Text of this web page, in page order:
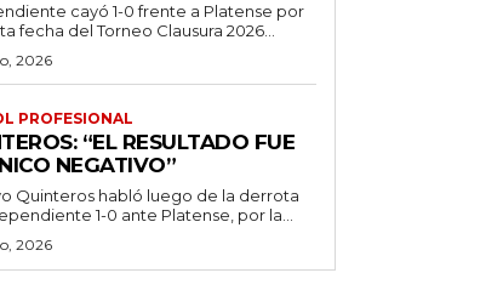
cayó 1-0 frente a Platense por
fecha del Torneo Clausura 2026...
2026
PROFESIONAL
“EL RESULTADO FUE
NEGATIVO”
Quinteros habló luego de la derrota
1-0 ante Platense, por la...
2026